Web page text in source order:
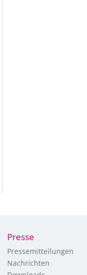
Presse
Pressemitteilungen
Nachrichten